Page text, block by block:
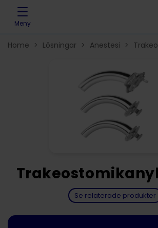
Skip to content
Meny
Home > Lösningar > Anestesi >
Se relaterade produkter